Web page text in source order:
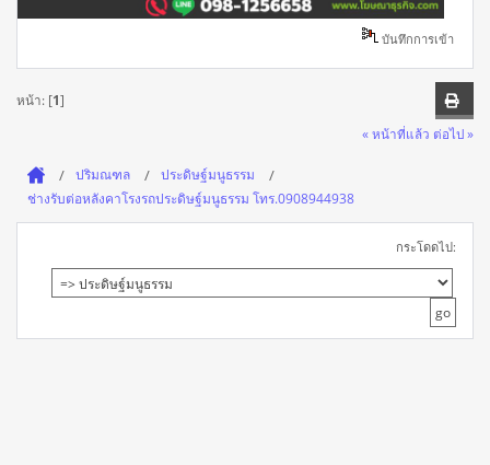
บันทึกการเข้า
หน้า: [1]
« หน้าที่แล้ว ต่อไป »
ปริมณฑล
ประดิษฐ์มนูธรรม
ช่างรับต่อหลังคาโรงรถประดิษฐ์มนูธรรม โทร.0908944938
กระโดดไป: